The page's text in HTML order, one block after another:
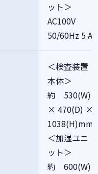
ット＞
AC100V
50/60Hz 5 A
＜検査装置
本体＞
約 530(W)
× 470(D) ×
1038(H)mm
＜加湿ユニ
ット＞
約 600(W)